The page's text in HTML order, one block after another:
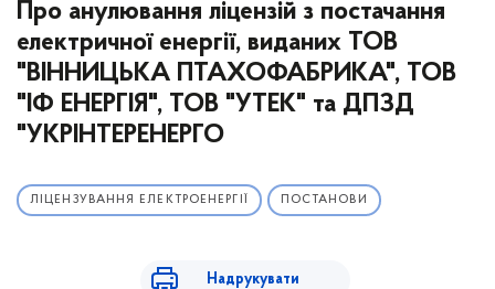
Про анулювання ліцензій з постачання
електричної енергії, виданих ТОВ
"ВІННИЦЬКА ПТАХОФАБРИКА", ТОВ
"ІФ ЕНЕРГІЯ", ТОВ "УТЕК" та ДПЗД
"УКРІНТЕРЕНЕРГО
ЛІЦЕНЗУВАННЯ ЕЛЕКТРОЕНЕРГІЇ ПОСТАНОВИ
Надрукувати